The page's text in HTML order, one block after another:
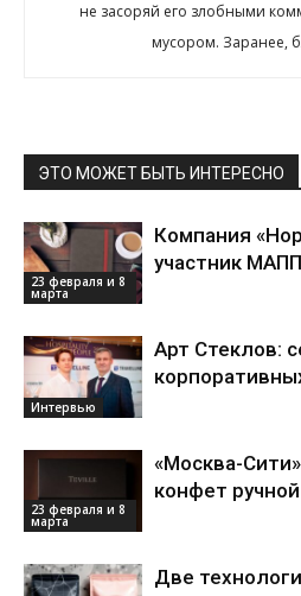
не засоряй его злобными
мусором. Заранее,
ЭТО МОЖЕТ БЫТЬ ИНТЕРЕСНО
23 февраля и 8
марта
Компания
участник МАПП
Интервью
Арт Стеклов:
23 февраля и 8
марта
«Москва-
конфет
Две